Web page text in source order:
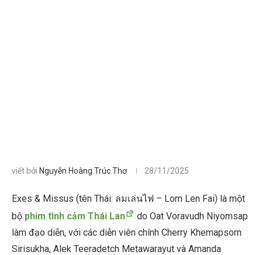
viết bởi Nguyễn Hoàng Trúc Thơ 28/11/2025
Exes & Missus (tên Thái: ลมเล่นไฟ – Lom Len Fai) là một
bộ phim tình cảm Thái Lan
do Oat Voravudh Niyomsap
làm đạo diễn, với các diễn viên chính Cherry Khemapsorn
Sirisukha, Alek Teeradetch Metawarayut và Amanda